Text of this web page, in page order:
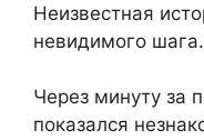
Неизвестная
невидимого шага.
Через минуту за
показался